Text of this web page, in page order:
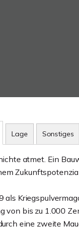
Lage Sonstiges
atmet. Ein
als
von bis zu 1.000
eine zweite